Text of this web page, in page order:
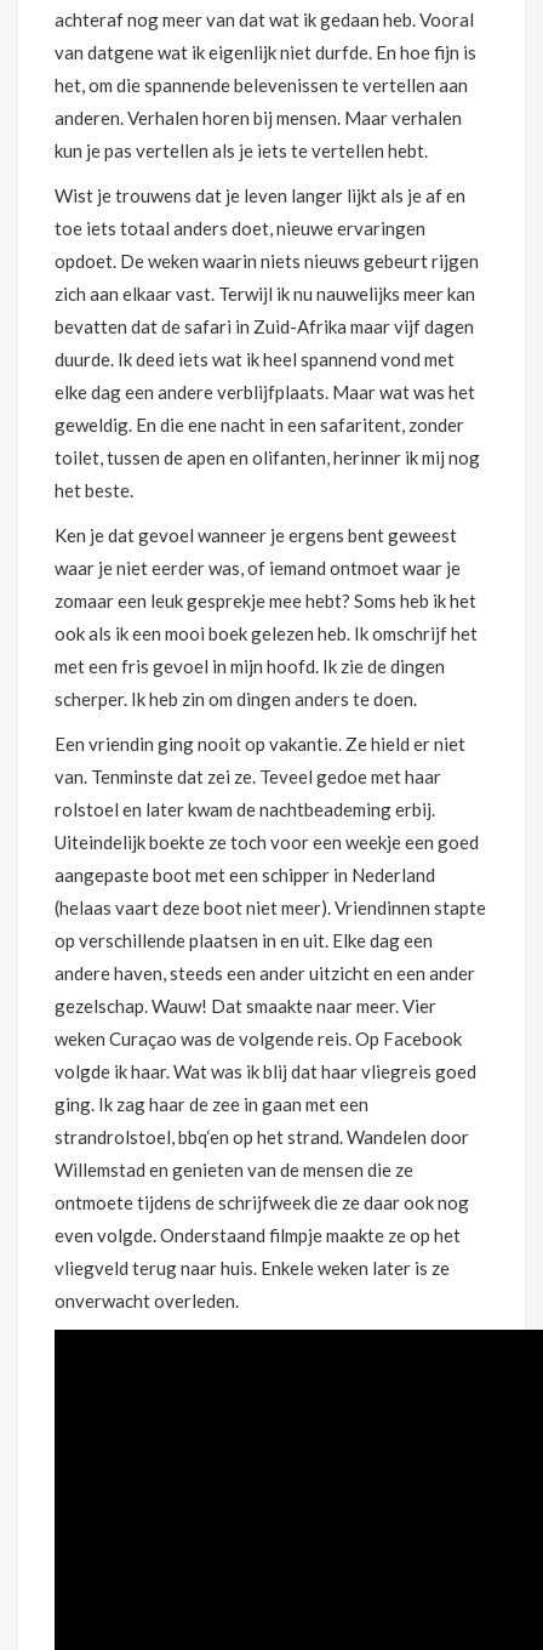
achteraf nog meer van dat wat ik gedaan heb. Vooral
van datgene wat ik eigenlijk niet durfde. En hoe fijn is
het, om die spannende belevenissen te vertellen aan
anderen. Verhalen horen bij mensen. Maar verhalen
kun je pas vertellen als je iets te vertellen hebt.
Wist je trouwens dat je leven langer lijkt als je af en
toe iets totaal anders doet, nieuwe ervaringen
opdoet. De weken waarin niets nieuws gebeurt rijgen
zich aan elkaar vast. Terwijl ik nu nauwelijks meer kan
bevatten dat de safari in Zuid-Afrika maar vijf dagen
duurde. Ik deed iets wat ik heel spannend vond met
elke dag een andere verblijfplaats. Maar wat was het
geweldig. En die ene nacht in een safaritent, zonder
toilet, tussen de apen en olifanten, herinner ik mij nog
het beste.
Ken je dat gevoel wanneer je ergens bent geweest
waar je niet eerder was, of iemand ontmoet waar je
zomaar een leuk gesprekje mee hebt? Soms heb ik het
ook als ik een mooi boek gelezen heb. Ik omschrijf het
met een fris gevoel in mijn hoofd. Ik zie de dingen
scherper. Ik heb zin om dingen anders te doen.
Een vriendin ging nooit op vakantie. Ze hield er niet
van. Tenminste dat zei ze. Teveel gedoe met haar
rolstoel en later kwam de nachtbeademing erbij.
Uiteindelijk boekte ze toch voor een weekje een goed
aangepaste boot met een schipper in Nederland
(helaas vaart deze boot niet meer). Vriendinnen stapte
op verschillende plaatsen in en uit. Elke dag een
andere haven, steeds een ander uitzicht en een ander
gezelschap. Wauw! Dat smaakte naar meer. Vier
weken Curaçao was de volgende reis. Op Facebook
volgde ik haar. Wat was ik blij dat haar vliegreis goed
ging. Ik zag haar de zee in gaan met een
strandrolstoel, bbq‘en op het strand. Wandelen door
Willemstad en genieten van de mensen die ze
ontmoete tijdens de schrijfweek die ze daar ook nog
even volgde. Onderstaand filmpje maakte ze op het
vliegveld terug naar huis. Enkele weken later is ze
onverwacht overleden.